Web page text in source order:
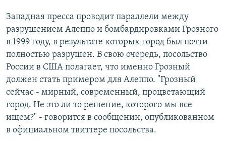
Западная пресса проводит параллели между
разрушением Алеппо и бомбардировками Грозного
в 1999 году, в результате которых город был почти
полностью разрушен. В свою очередь, посольство
России в США полагает, что именно Грозный
должен стать примером для Алеппо. "Грозный
сейчас - мирный, современный, процветающий
город. Не это ли то решение, которого мы все
ищем?" - говорится в сообщении, опубликованном
в официальном твиттере посольства.